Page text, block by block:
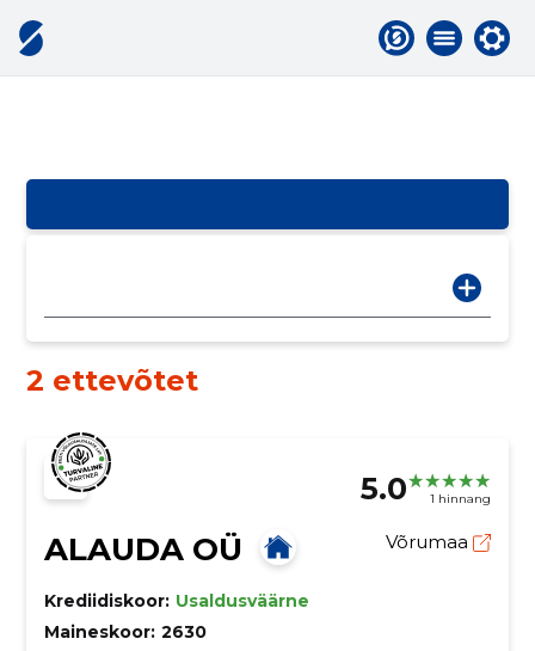
2 ettevõtet
5.0 1 hinnang
ALAUDA OÜ Võrumaa
Krediidiskoor: Usaldusväärne
Maineskoor: 2630